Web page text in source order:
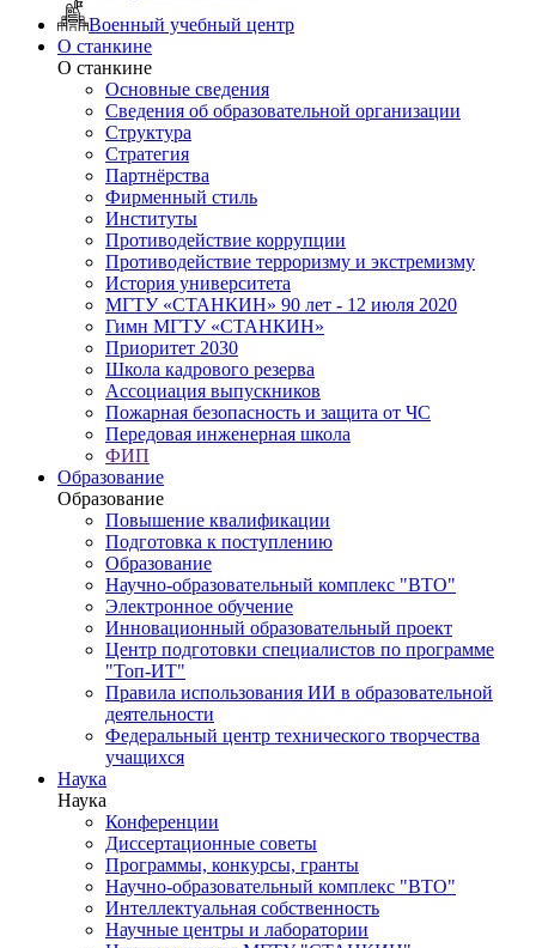
Военный учебный центр
О станкине
О станкине
Основные сведения
Сведения об образовательной организации
Структура
Стратегия
Партнёрства
Фирменный стиль
Институты
Противодействие коррупции
Противодействие терроризму и экстремизму
История университета
МГТУ «СТАНКИН» 90 лет - 12 июля 2020
Гимн МГТУ «СТАНКИН»
Приоритет 2030
Школа кадрового резерва
Ассоциация выпускников
Пожарная безопасность и защита от ЧС
Передовая инженерная школа
ФИП
Образование
Образование
Повышение квалификации
Подготовка к поступлению
Образование
Научно-образовательный комплекс "ВТО"
Электронное обучение
Инновационный образовательный проект
Центр подготовки специалистов по программе
"Топ-ИТ"
Правила использования ИИ в образовательной
деятельности
Федеральный центр технического творчества
учащихся
Наука
Наука
Конференции
Диссертационные советы
Программы, конкурсы, гранты
Научно-образовательный комплекс "ВТО"
Интеллектуальная собственность
Научные центры и лаборатории